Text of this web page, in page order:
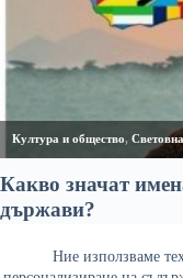
Ние използваме